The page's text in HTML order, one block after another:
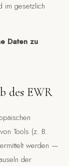
im gesetzlich
Daten zu
des EWR
Tools (z. B.
werden —
der